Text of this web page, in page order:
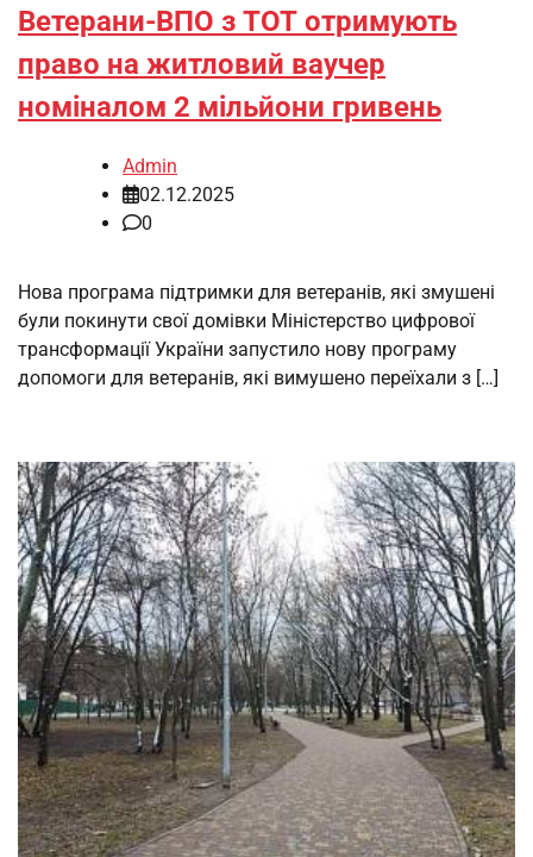
Ветерани-ВПО з ТОТ отримують
право на житловий ваучер
номіналом 2 мільйони гривень
Admin
02.12.2025
0
Нова програма підтримки для ветеранів, які змушені
були покинути свої домівки Міністерство цифрової
трансформації України запустило нову програму
допомоги для ветеранів, які вимушено переїхали з […]